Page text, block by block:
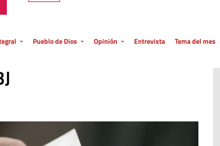
creación
Pueblo de Dios
El Evangelio en tu vida
Opinión
Entrevista Tema del mes